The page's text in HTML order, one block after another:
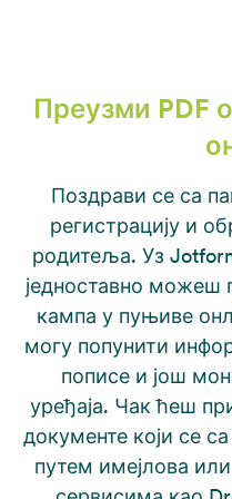
Преузми PDF
Поздрави се са
регистрацију и
родитеља. Уз
једноставно можеш
кампа у пуњиве
могу попунити
пописе и још
уређаја. Чак ћеш
документе који се
путем имејлова или